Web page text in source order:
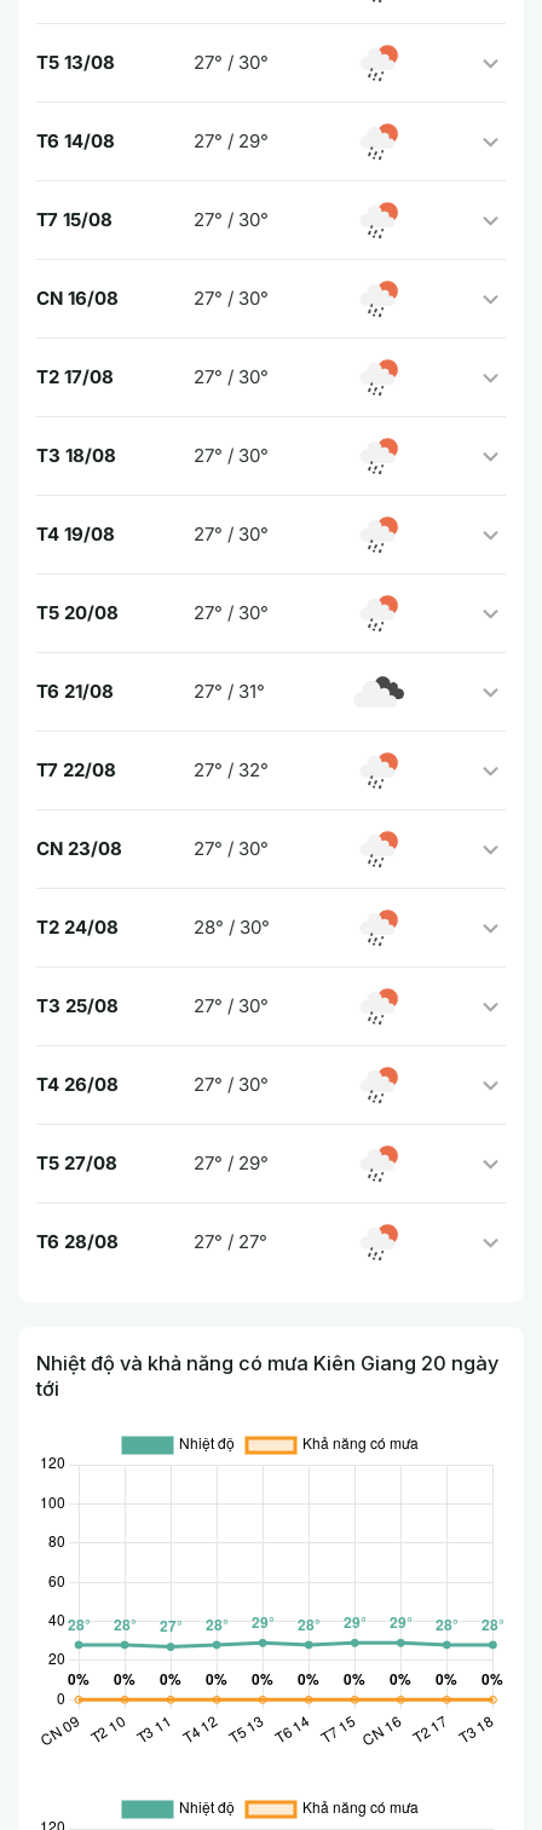
T5 13/08 27° / 30°
T6 14/08 27° / 29°
T7 15/08 27° / 30°
CN 16/08 27° / 30°
T2 17/08 27° / 30°
T3 18/08 27° / 30°
T4 19/08 27° / 30°
T5 20/08 27° / 30°
T6 21/08 27° / 31°
T7 22/08 27° / 32°
CN 23/08 27° / 30°
T2 24/08 28° / 30°
T3 25/08 27° / 30°
T4 26/08 27° / 30°
T5 27/08 27° / 29°
T6 28/08 27° / 27°
Nhiệt độ và khả năng có mưa Kiên Giang 20 ngày
tới